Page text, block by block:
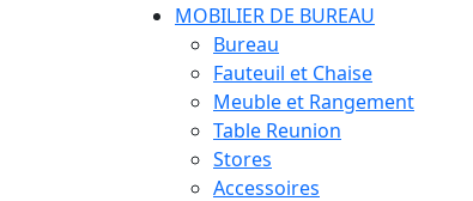
MOBILIER DE BUREAU
Bureau
Fauteuil et Chaise
Meuble et Rangement
Table Reunion
Stores
Accessoires